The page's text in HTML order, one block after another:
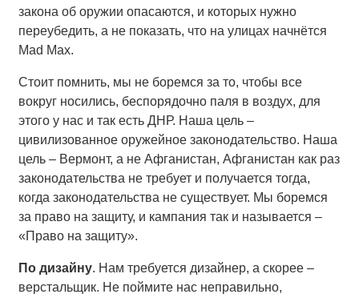
закона об оружии опасаются, и которых нужно
переубедить, а не показать, что на улицах начнётся
Mad Max.
Стоит помнить, мы не боремся за то, чтобы все
вокруг носились, беспорядочно паля в воздух, для
этого у нас и так есть ДНР. Наша цель –
цивилизованное оружейное законодательство. Наша
цель – Вермонт, а не Афганистан, Афганистан как раз
законодательства не требует и получается тогда,
когда законодательства не существует. Мы боремся
за право на защиту, и кампания так и называется –
«Право на защиту».
По дизайну. Нам требуется дизайнер, а скорее –
верстальщик. Не поймите нас неправильно,